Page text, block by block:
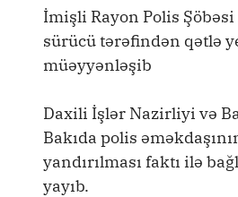
İmişli Rayon Polis Şöbəsi
sürücü tərəfindən qətlə
müəyyənləşib
Daxili İşlər Nazirliyi və
Bakıda polis
yandırılması faktı ilə
yayıb.